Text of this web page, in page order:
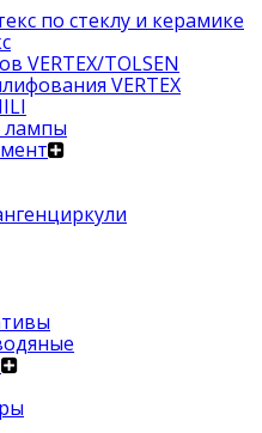
по стеклу и керамике
VERTEX/TOLSEN
VERTEX
лампы